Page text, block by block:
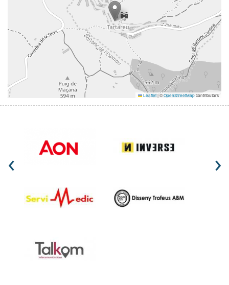
Leaflet|©OpenStreetMapcontributors
‹ ›